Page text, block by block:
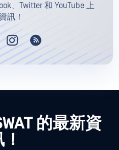
、Twitter 和 YouTube 上
訊！
的最新資